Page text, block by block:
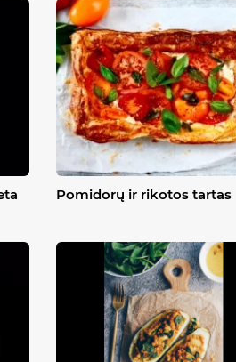
Pomidorų ir rikotos tartas